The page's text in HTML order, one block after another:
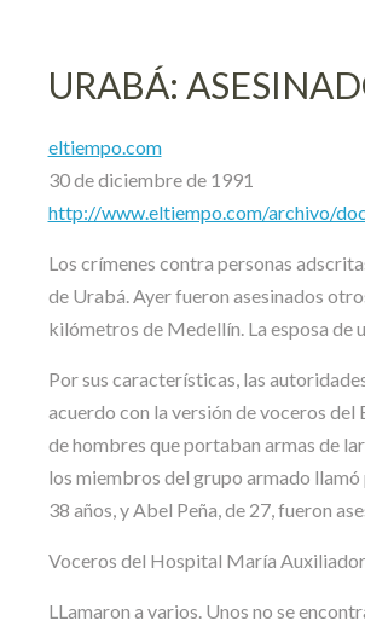
URABÁ:
eltiempo.com
30 de diciembre de 1991
http://www.eltiempo.com/archivo/
Los crímenes contra personas
de Urabá. Ayer fueron asesinados
kilómetros de Medellín. La esposa de
Por sus características, las
acuerdo con la versión de voceros del
de hombres que portaban armas de
los miembros del grupo armado
38 años, y Abel Peña, de 27, fueron
Voceros del Hospital María
LLamaron a varios. Unos no se